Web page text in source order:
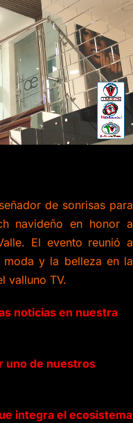
de sonrisas para
navideño en honor a
El evento reunió a
moda y la belleza en la
valluno TV.
noticias en nuestra
uno de nuestros
integra el ecosistema